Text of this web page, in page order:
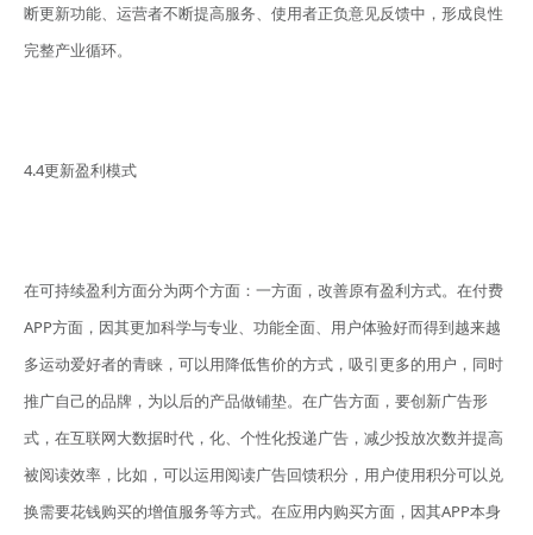
断更新功能、运营者不断提高服务、使用者正负意见反馈中，形成良性
完整产业循环。
4.4更新盈利模式
在可持续盈利方面分为两个方面：一方面，改善原有盈利方式。在付费
APP方面，因其更加科学与专业、功能全面、用户体验好而得到越来越
多运动爱好者的青睐，可以用降低售价的方式，吸引更多的用户，同时
推广自己的品牌，为以后的产品做铺垫。在广告方面，要创新广告形
式，在互联网大数据时代，化、个性化投递广告，减少投放次数并提高
被阅读效率，比如，可以运用阅读广告回馈积分，用户使用积分可以兑
换需要花钱购买的增值服务等方式。在应用内购买方面，因其APP本身